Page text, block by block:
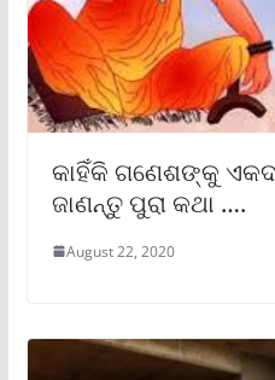
କାହିଁକି ଗଣେଶଙ୍କୁ
ଜାଣନ୍ତୁ ପୁରା କଥା ….
August 22, 2020